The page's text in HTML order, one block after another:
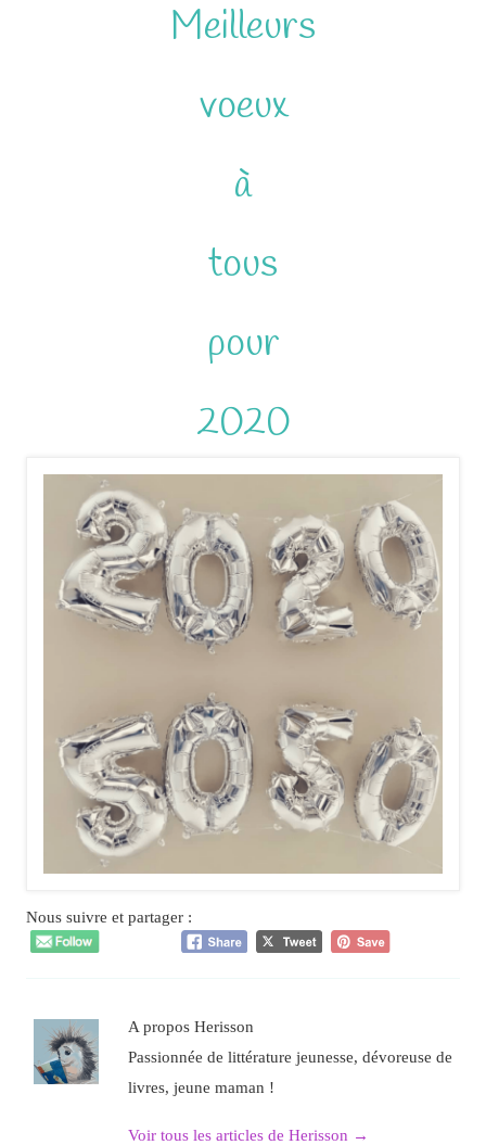
Meilleurs
voeux
à
tous
pour
2020
Nous suivre et partager :
A propos Herisson
Passionnée de littérature jeunesse, dévoreuse de
livres, jeune maman !
Voir tous les articles de Herisson →